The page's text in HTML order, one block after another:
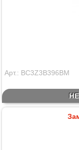
Арт.: BC3Z3B396BM